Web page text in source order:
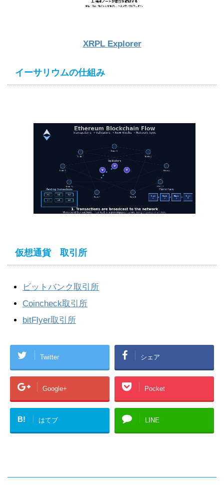
XRPL Explorer
イーサリウムの仕組み
仮想通貨 取引所
ビットバンク取引所
Coincheck取引所
bitFlyer取引所
Twitter シェア
Google+ Pocket
B! はてブ LINE